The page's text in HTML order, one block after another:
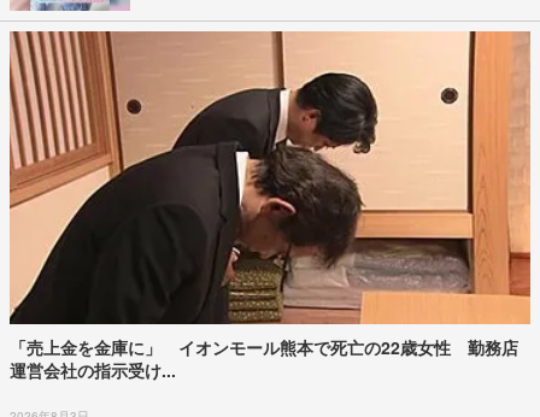
「売上金を金庫に」 イオンモール熊本で死亡の22歳女性 勤務店
運営会社の指示受け...